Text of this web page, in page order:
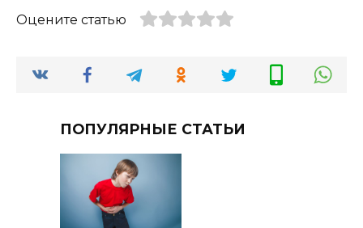
Оцените статью
ПОПУЛЯРНЫЕ СТАТЬИ